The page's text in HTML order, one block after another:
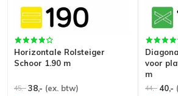
Horizontale Rolsteiger
Schoor 1.90 m
45,- 38,- (ex. btw)
voor
m
44,- 40,-